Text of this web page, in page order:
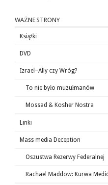
WAŻNE STRONY
Książki
DVD
Izrael–Ally czy Wróg?
To nie było muzułmanów
Mossad & Kosher Nostra
Linki
Mass media Deception
Oszustwa Rezerwy Federalnej
Rachael Maddow: Kurwa